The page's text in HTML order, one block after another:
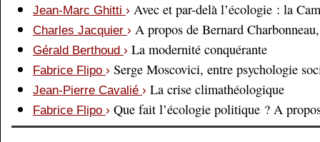
Jean-Marc Ghitti › Avec et par-delà l’écologie : la
Charles Jacquier › A propos de Bernard
Gérald Berthoud › La modernité conquérante
Fabrice Flipo › Serge Moscovici, entre psychologie
Jean-Pierre Cavalié › La crise climathéologique
Fabrice Flipo › Que fait l’écologie politique ? A